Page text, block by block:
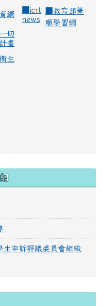
網
icrt
news
教育部筆
順學習網
切
畫
生
生申訴評議委員會組織